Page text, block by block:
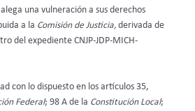
una vulneración a sus derechos
a la Comisión de Justicia, derivada de
del expediente CNJP-JDP-MICH-
con lo dispuesto en los artículos 35,
Federal; 98 A de la Constitución Local;